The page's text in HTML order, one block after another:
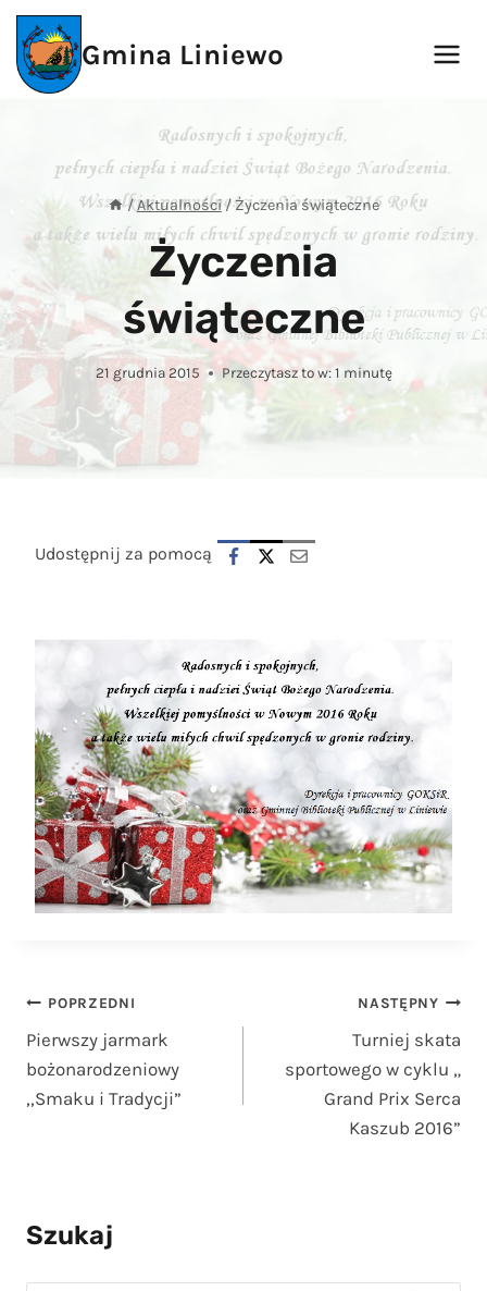
Przejdź
treści
Gmina Liniewo
/Aktualności/Życzenia świąteczne
Życzenia
świąteczne
21 grudnia 2015 Przeczytasz to w:1 minutę
Udostępnij za pomocą
Nawigacja
wpisu
POPRZEDNI
Pierwszy jarmark
bożonarodzeniowy
,,Smaku i Tradycji”
NASTĘPNY
Turniej skata
sportowego w cyklu „
Grand Prix Serca
Kaszub 2016”
Szukaj